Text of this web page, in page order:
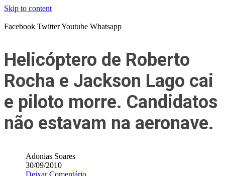
Skip to content
Facebook TwitterYoutube Whatsapp
Helicóptero de Roberto
Rocha e Jackson Lago cai
e piloto morre. Candidatos
não estavam na aeronave.
Adonias Soares
30/09/2010
Deixar Comentário